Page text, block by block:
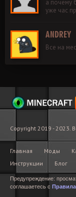
а почему
уже час
ANDREY
Все на
Copyright 2019 - 2023.
Главная Моды
Инструкции
Блог
Предупреждение:
соглашаетесь с